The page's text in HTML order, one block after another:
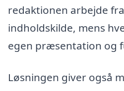
redaktionen arbejde
indholdskilde, mens
egen præsentation og
Løsningen giver også